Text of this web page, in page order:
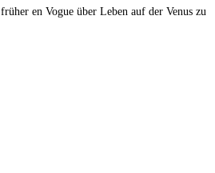
en Vogue über Leben auf der Venus zu